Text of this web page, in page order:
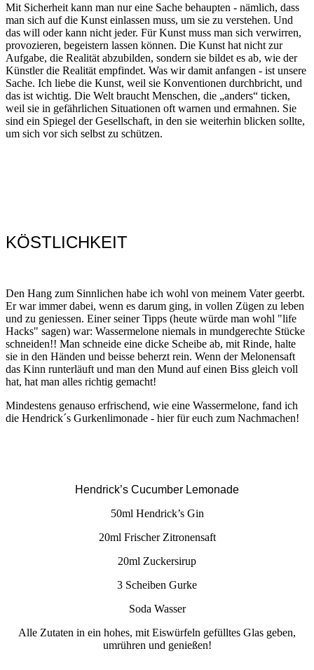
Mit Sicherheit kann man nur eine Sache behaupten - nämlich, dass
man sich auf die Kunst einlassen muss, um sie zu verstehen. Und
das will oder kann nicht jeder. Für Kunst muss man sich verwirren,
provozieren, begeistern lassen können. Die Kunst hat nicht zur
Aufgabe, die Realität abzubilden, sondern sie bildet es ab, wie der
Künstler die Realität empfindet. Was wir damit anfangen - ist unsere
Sache. Ich liebe die Kunst, weil sie Konventionen durchbricht, und
das ist wichtig. Die Welt braucht Menschen, die „anders“ ticken,
weil sie in gefährlichen Situationen oft warnen und ermahnen. Sie
sind ein Spiegel der Gesellschaft, in den sie weiterhin blicken sollte,
um sich vor sich selbst zu schützen.
KÖSTLICHKEIT
Den Hang zum Sinnlichen habe ich wohl von meinem Vater geerbt.
Er war immer dabei, wenn es darum ging, in vollen Zügen zu leben
und zu geniessen. Einer seiner Tipps (heute würde man wohl "life
Hacks" sagen) war: Wassermelone niemals in mundgerechte Stücke
schneiden!! Man schneide eine dicke Scheibe ab, mit Rinde, halte
sie in den Händen und beisse beherzt rein. Wenn der Melonensaft
das Kinn runterläuft und man den Mund auf einen Biss gleich voll
hat, hat man alles richtig gemacht!
Mindestens genauso erfrischend, wie eine Wassermelone, fand ich
die Hendrick´s Gurkenlimonade - hier für euch zum Nachmachen!
Hendrick’s Cucumber Lemonade
50ml Hendrick’s Gin
20ml Frischer Zitronensaft
20ml Zuckersirup
3 Scheiben Gurke
Soda Wasser
Alle Zutaten in ein hohes, mit Eiswürfeln gefülltes Glas geben,
umrühren und genießen!